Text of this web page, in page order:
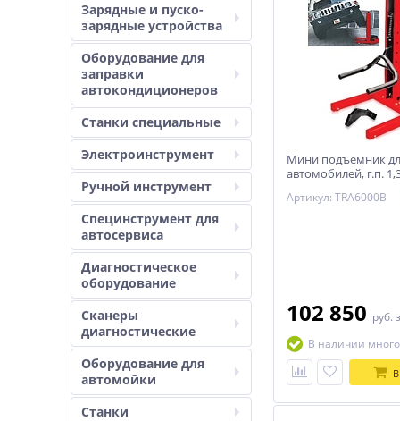
Зарядные и пуско-
зарядные устройства
Оборудование для
заправки
автокондиционеров
Станки специальные
Электроинструмент
Ручной инструмент
Специнструмент для
автосервиса
Диагностическое
оборудование
Сканеры
диагностические
Оборудование для
автомойки
Станки
Мини подъемник
автомобилей, г.п.
Артикул: TRA6000B
102 850 руб.
В наличии много